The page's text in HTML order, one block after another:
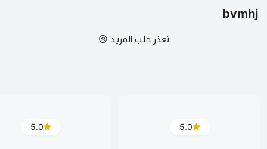
bvmhj
تعذر جلب المزيد 😢
5.0
5.0